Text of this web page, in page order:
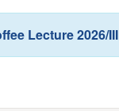
Lecture 2026/III